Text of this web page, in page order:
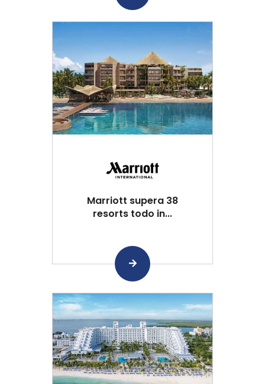
Marriott supera 38
resorts todo in...